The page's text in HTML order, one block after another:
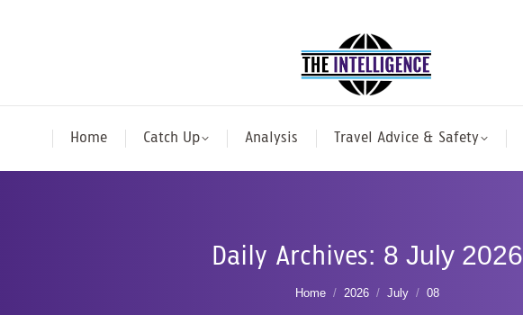
Home Catch Up Analysis Travel Advice & Safety
Daily Archives: 8 July 2026
You are here:
Home 2026 July 08